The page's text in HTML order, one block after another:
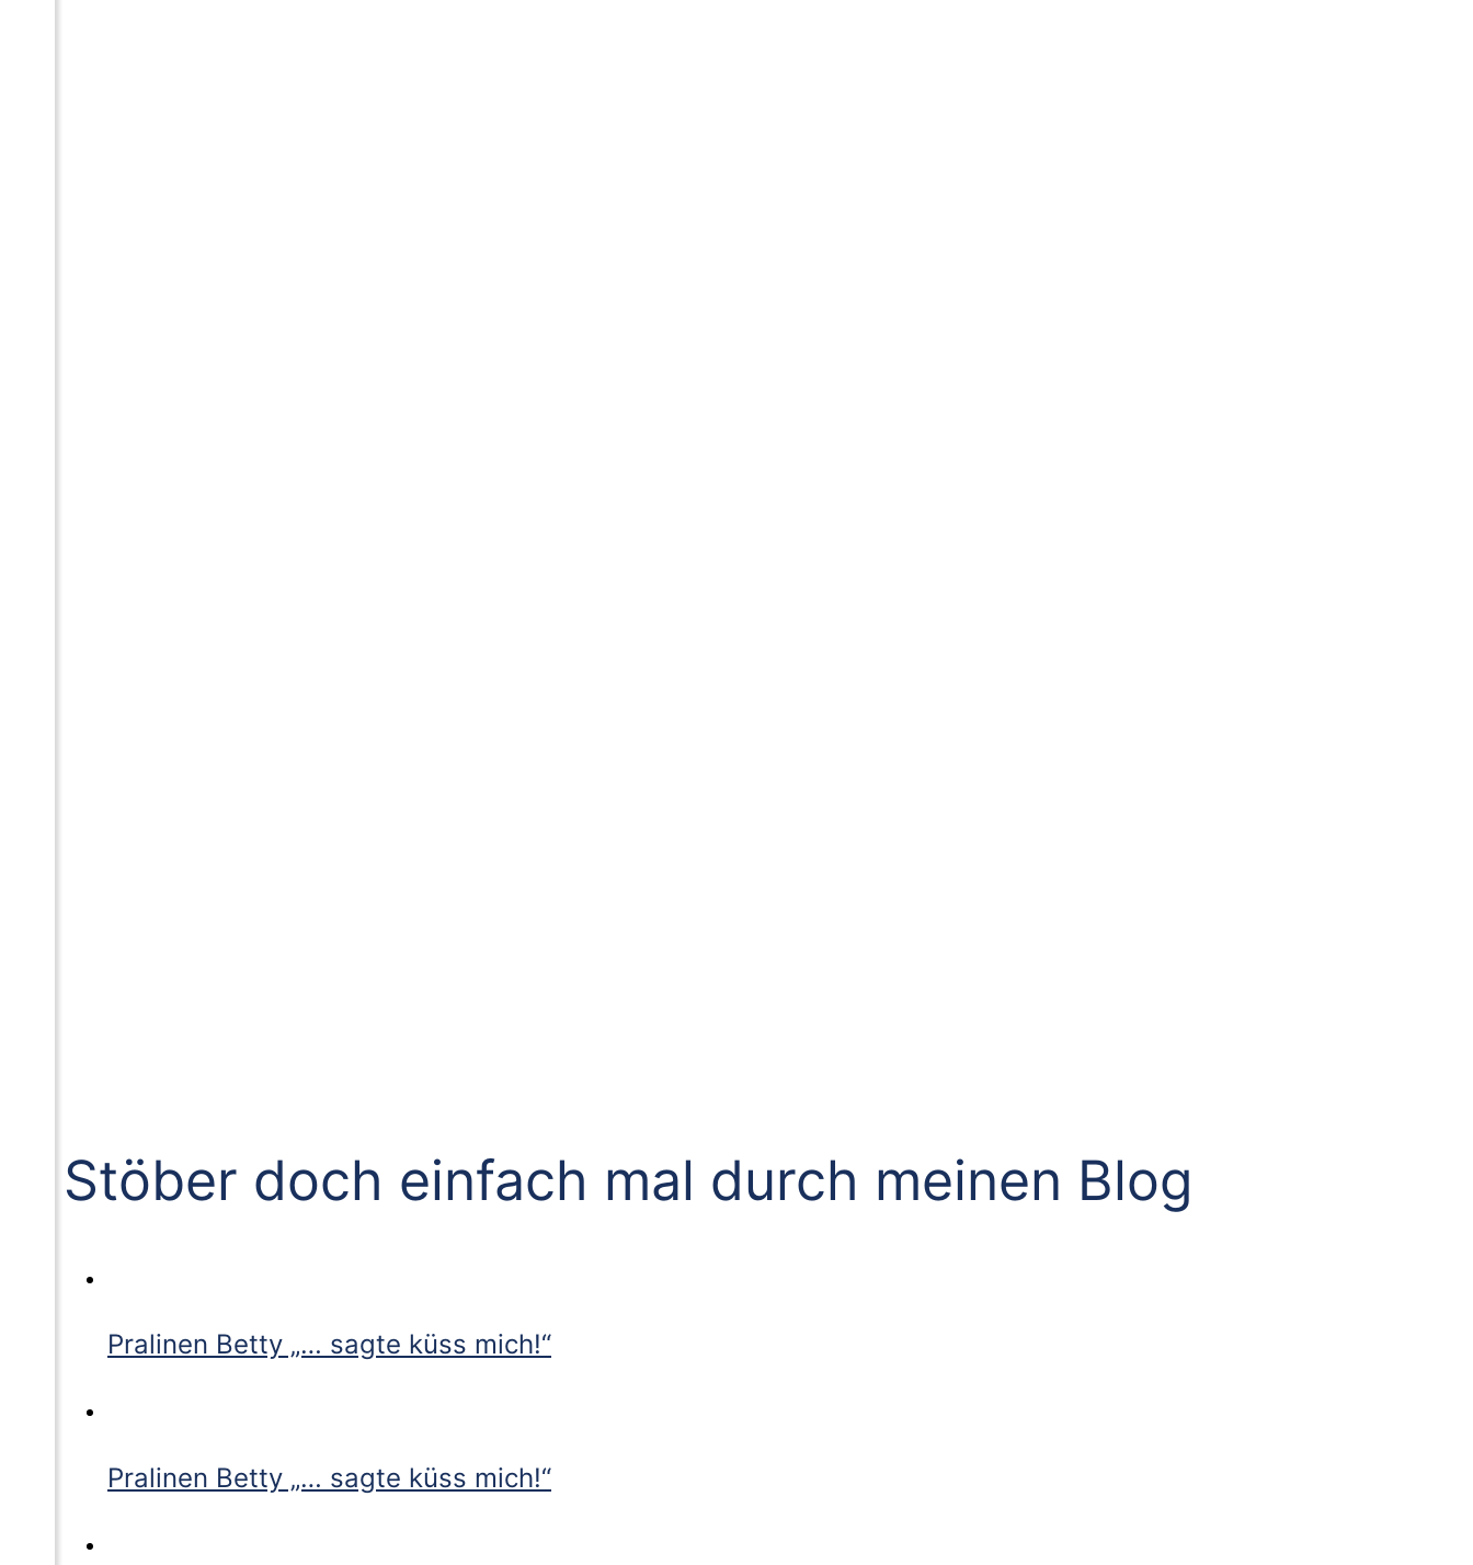
Stöber doch einfach mal durch meinen Blog
Pralinen Betty „… sagte küss mich!“
Pralinen Betty „… sagte küss mich!“